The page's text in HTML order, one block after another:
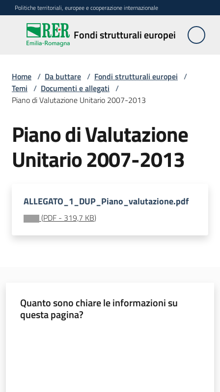
Vai al contenuto
Vai alla navigazione
Vai al footer
Politiche territoriali, europee e cooperazione internazionale
Fondi strutturali europei
Fondi
strutturali
Argomenti
Novità
Leggi
Atti
Home / Da buttare / Fondi strutturali europei /
Temi / Documenti e allegati /
Piano di Valutazione Unitario 2007-2013
Piano di Valutazione
Unitario 2007-2013
ALLEGATO_1_DUP_Piano_valutazione.pdf
(PDF - 319,7 KB)
Quanto sono chiare le informazioni su
questa pagina?